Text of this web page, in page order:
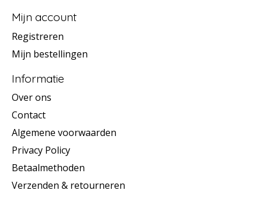
Mijn account
Registreren
Mijn bestellingen
Informatie
Over ons
Contact
Algemene voorwaarden
Privacy Policy
Betaalmethoden
Verzenden & retourneren